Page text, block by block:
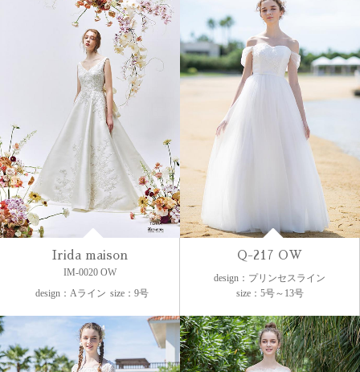
Irida maison
IM-0020 OW
design：Aライン size：9号
Q-217 OW
design：プリンセスライン
size：5号～13号